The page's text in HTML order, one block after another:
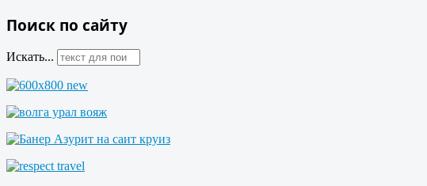
Поиск по сайту
Искать...